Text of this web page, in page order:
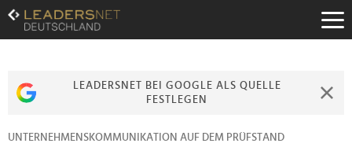
Zum
Inhalt
Zur
Zur
LEADERSNET BEI GOOGLE ALS QUELLE
FESTLEGEN
UNTERNEHMENSKOMMUNIKATION AUF DEM PRÜFSTAND